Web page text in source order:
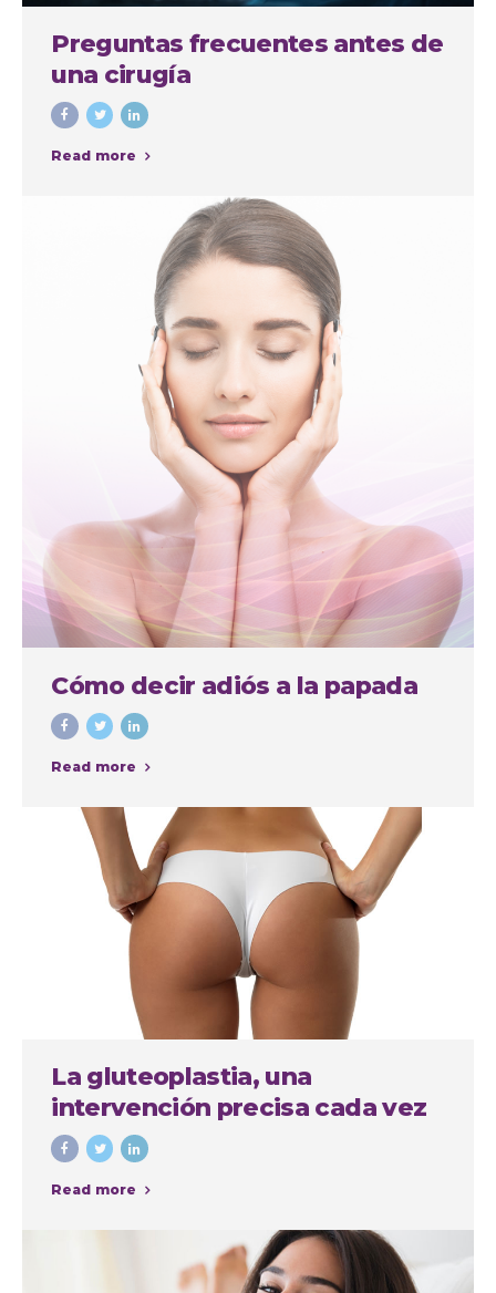
Preguntas frecuentes antes de
una cirugía
Read more
Cómo decir adiós a la papada
Read more
La gluteoplastia, una
intervención precisa cada vez
más demandada
Read more